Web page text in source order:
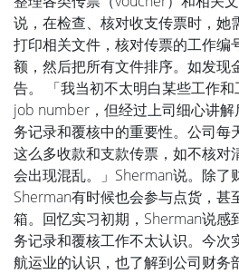
说，在检查、核对收支传票时，她
打印相关文件，核对传票的工作
额，然后把所有文件排序。如发现
告。 「我当初不太明白某些工作
job number，但经过上司细心讲
务记录和覆核中的重要性。公司每
这么多收款和支款传票，如不核对
会出现混乱。」Sherman说。除了
Sherman有时候也会参与点货，甚
箱。回忆实习初期，Sherman说感
务记录和覆核工作不太认识。今次
航运业的认识，也了解到公司财务